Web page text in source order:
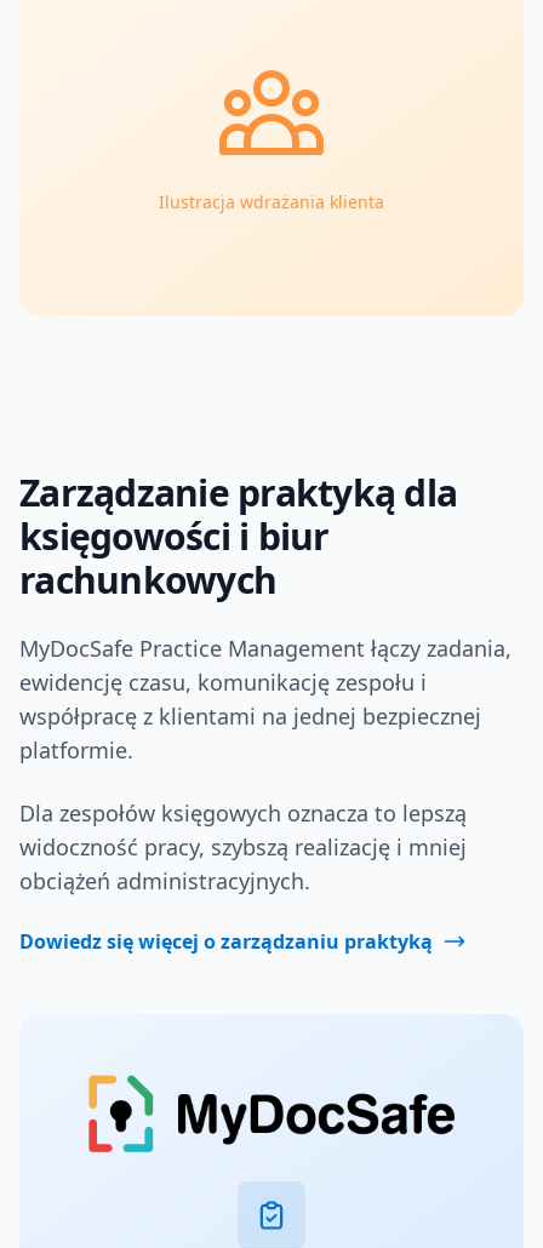
Ilustracja wdrażania klienta
Zarządzanie praktyką dla
księgowości i biur
rachunkowych
MyDocSafe Practice Management łączy zadania,
ewidencję czasu, komunikację zespołu i
współpracę z klientami na jednej bezpiecznej
platformie.
Dla zespołów księgowych oznacza to lepszą
widoczność pracy, szybszą realizację i mniej
obciążeń administracyjnych.
Dowiedz się więcej o zarządzaniu praktyką